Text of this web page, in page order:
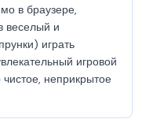
в браузере,
веселый и
играть
игровой
неприкрытое